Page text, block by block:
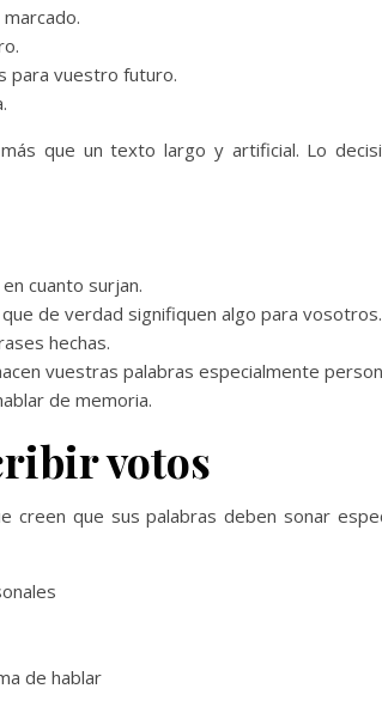
para vuestro futuro.
que un texto largo y artificial. Lo
cuanto surjan.
de verdad signifiquen algo para vosotros.
hechas.
vuestras palabras especialmente
de memoria.
votos
creen que sus palabras deben sonar
de hablar